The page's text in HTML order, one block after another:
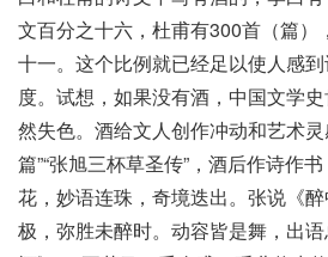
文百分之十六，杜甫有300首（篇）
十一。这个比例就已经足以使人感
度。试想，如果没有酒，中国文学
然失色。酒给文人创作冲动和艺术
篇”“张旭三杯草圣传”，酒后作诗作
花，妙语连珠，奇境迭出。张说《
极，弥胜未醉时。动容皆是舞，出